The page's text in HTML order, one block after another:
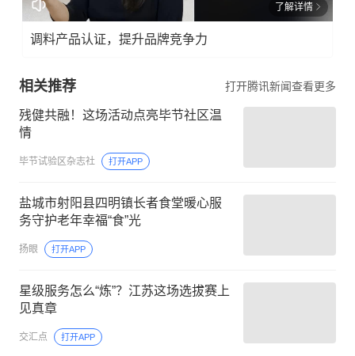
了解详情
调料产品认证，提升品牌竞争力
相关推荐 打开腾讯新闻查看更多
残健共融！这场活动点亮毕节社区温
情
毕节试验区杂志社 打开APP
盐城市射阳县四明镇长者食堂暖心服
务守护老年幸福“食”光
扬眼 打开APP
星级服务怎么“炼”？江苏这场选拔赛上
见真章
交汇点 打开APP